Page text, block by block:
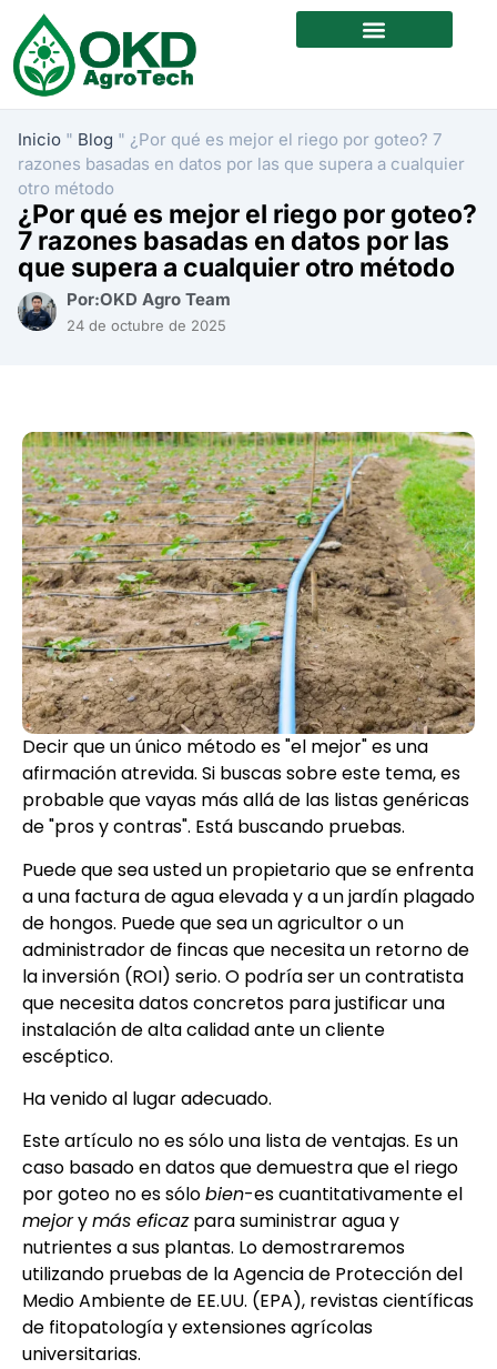
Inicio " Blog " ¿Por qué es mejor el riego por goteo? 7
razones basadas en datos por las que supera a cualquier
otro método
¿Por qué es mejor el riego por goteo?
7 razones basadas en datos por las
que supera a cualquier otro método
Por:OKD Agro Team
24 de octubre de 2025
Decir que un único método es "el mejor" es una
afirmación atrevida. Si buscas sobre este tema, es
probable que vayas más allá de las listas genéricas
de "pros y contras". Está buscando pruebas.
Puede que sea usted un propietario que se enfrenta
a una factura de agua elevada y a un jardín plagado
de hongos. Puede que sea un agricultor o un
administrador de fincas que necesita un retorno de
la inversión (ROI) serio. O podría ser un contratista
que necesita datos concretos para justificar una
instalación de alta calidad ante un cliente
escéptico.
Ha venido al lugar adecuado.
Este artículo no es sólo una lista de ventajas. Es un
caso basado en datos que demuestra que el riego
por goteo no es sólobien-es cuantitativamente el
mejorymás eficazpara suministrar agua y
nutrientes a sus plantas. Lo demostraremos
utilizando pruebas de la Agencia de Protección del
Medio Ambiente de EE.UU. (EPA), revistas científicas
de fitopatología y extensiones agrícolas
universitarias.